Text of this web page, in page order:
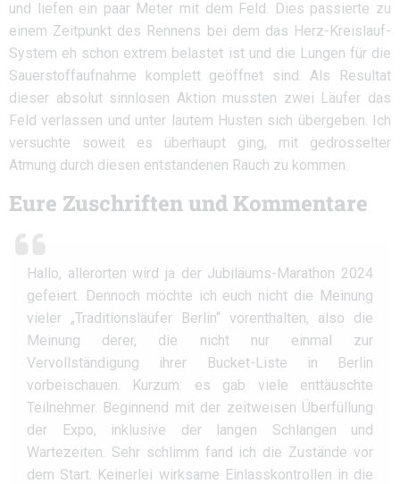
und liefen ein paar Meter mit dem Feld. Dies passierte zu
einem Zeitpunkt des Rennens bei dem das Herz-Kreislauf-
System eh schon extrem belastet ist und die Lungen für die
Sauerstoffaufnahme komplett geöffnet sind. Als Resultat
dieser absolut sinnlosen Aktion mussten zwei Läufer das
Feld verlassen und unter lautem Husten sich übergeben. Ich
versuchte soweit es überhaupt ging, mit gedrosselter
Atmung durch diesen entstandenen Rauch zu kommen.
Eure Zuschriften und Kommentare
Hallo, allerorten wird ja der Jubiläums-Marathon 2024
gefeiert. Dennoch möchte ich euch nicht die Meinung
vieler „Traditionsläufer Berlin“ vorenthalten, also die
Meinung derer, die nicht nur einmal zur
Vervollständigung ihrer Bucket-Liste in Berlin
vorbeischauen. Kurzum: es gab viele enttäuschte
Teilnehmer. Beginnend mit der zeitweisen Überfüllung
der Expo, inklusive der langen Schlangen und
Wartezeiten. Sehr schlimm fand ich die Zustände vor
dem Start. Keinerlei wirksame Einlasskontrollen in die